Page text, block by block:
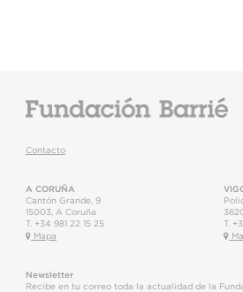
Contacto
A CORUÑA
Cantón Grande, 9
15003
A Coruña
T. +34 981 22 15 25
Mapa
T.
Newsletter
Recibe en tu correo toda la actualidad de la